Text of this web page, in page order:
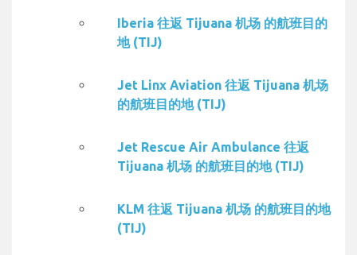
Iberia 往返 Tijuana 机场 的航班目的
地 (TIJ)
Jet Linx Aviation 往返 Tijuana 机场
的航班目的地 (TIJ)
Jet Rescue Air Ambulance 往返
Tijuana 机场 的航班目的地 (TIJ)
KLM 往返 Tijuana 机场 的航班目的地
(TIJ)